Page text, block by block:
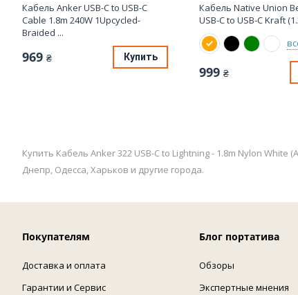
Кабель Anker USB-C to USB-C
Cable 1.8m 240W 1Upcycled-
Braided ...
969 ₴ Купить
Кабель Native Union
USB-C to USB-C Kraft
999 ₴
Купить Кабель Anker 322 USB-C to Lightning - 1.8m Nylon
Днепр, Одесса, Харьков и другие города.
Покупателям
Доставка и оплата
Гарантии и Сервис
Блог портатива
Обзоры
Экспертные мнения